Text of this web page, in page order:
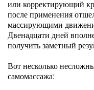
или корректирующий
после применения
массирующими
Двенадцати дней
получить заметный
Вот несколько
самомассажа: